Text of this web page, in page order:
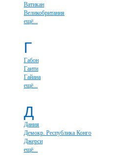
Ватикан
Великобритания
ещё...
Г
Габон
Гаити
Гайана
ещё...
Д
Дания
Демокр. Республика Конго
Джерси
ещё...